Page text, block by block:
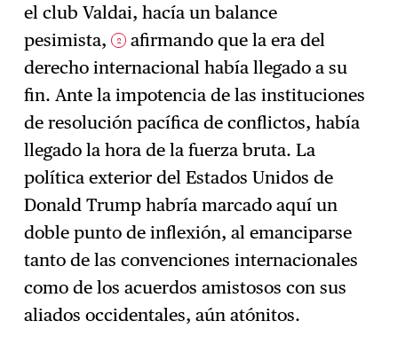
el club Valdai, hacía un balance
pesimista, 2
afirmando que la era del
derecho internacional había llegado a su
fin. Ante la impotencia de las instituciones
de resolución pacífica de conflictos, había
llegado la hora de la fuerza bruta. La
política exterior del Estados Unidos de
Donald Trump habría marcado aquí un
doble punto de inflexión, al emanciparse
tanto de las convenciones internacionales
como de los acuerdos amistosos con sus
aliados occidentales, aún atónitos.